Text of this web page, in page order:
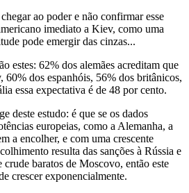
ao poder e não confirmar esse
imediato a Kiev, como uma
pode emergir das cinzas...
estes: 62% dos alemães acreditam que
dos espanhóis, 56% dos britânicos,
essa expectativa é de 48 por cento.
deste estudo: é que se os dados
europeias, como a Alemanha, a
a encolher, e com uma crescente
resulta das sanções à Rússia e
crude baratos de Moscovo, então este
crescer exponencialmente.